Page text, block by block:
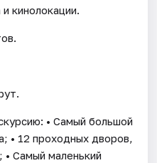
кинолокации.
• Самый большой
• 12 проходных дворов,
Самый маленький